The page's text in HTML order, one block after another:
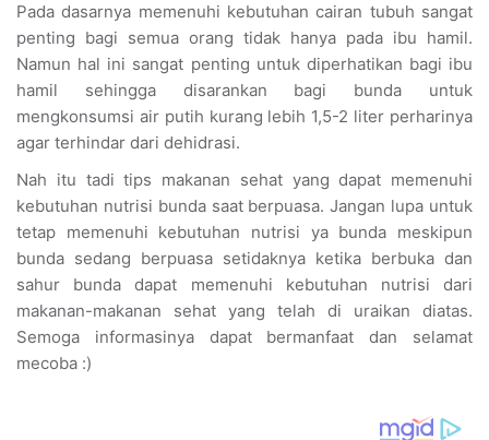
Pada dasarnya memenuhi kebutuhan cairan tubuh sangat
penting bagi semua orang tidak hanya pada ibu hamil.
Namun hal ini sangat penting untuk diperhatikan bagi ibu
hamil sehingga disarankan bagi bunda untuk
mengkonsumsi air putih kurang lebih 1,5-2 liter perharinya
agar terhindar dari dehidrasi.
Nah itu tadi tips makanan sehat yang dapat memenuhi
kebutuhan nutrisi bunda saat berpuasa. Jangan lupa untuk
tetap memenuhi kebutuhan nutrisi ya bunda meskipun
bunda sedang berpuasa setidaknya ketika berbuka dan
sahur bunda dapat memenuhi kebutuhan nutrisi dari
makanan-makanan sehat yang telah di uraikan diatas.
Semoga informasinya dapat bermanfaat dan selamat
mecoba :)